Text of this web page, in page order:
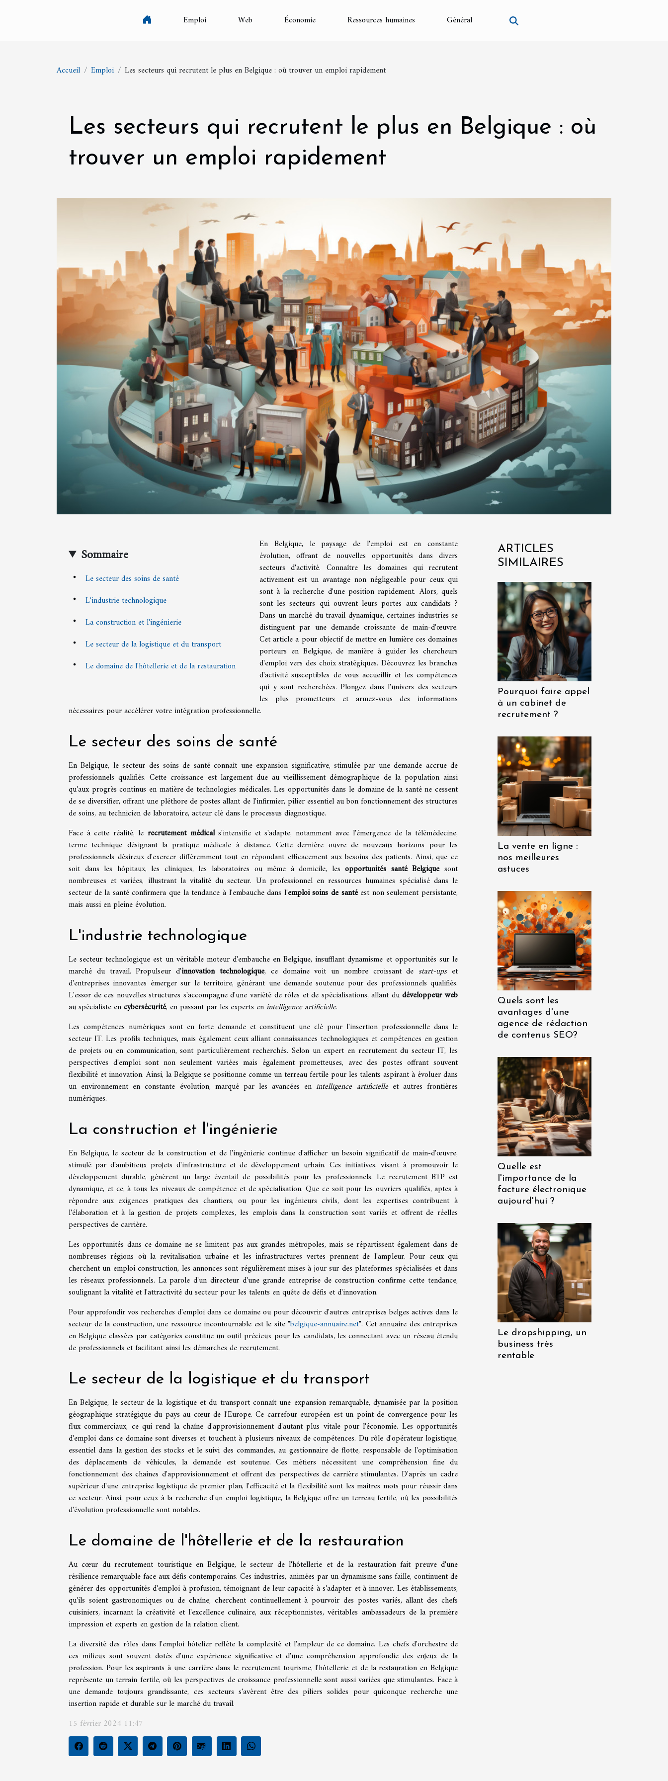
Emploi Web Économie Ressources humaines Général
Accueil Emploi Les secteurs qui recrutent le plus en Belgique : où trouver un emploi rapidement
Les secteurs qui recrutent le plus en Belgique : où
trouver un emploi rapidement
Sommaire
Le secteur des soins de santé
L'industrie technologique
La construction et l'ingénierie
Le secteur de la logistique et du transport
Le domaine de l'hôtellerie et de la restauration
En Belgique, le paysage de l'emploi est en constante
évolution, offrant de nouvelles opportunités dans divers
secteurs d'activité. Connaître les domaines qui recrutent
activement est un avantage non négligeable pour ceux qui
sont à la recherche d'une position rapidement. Alors, quels
sont les secteurs qui ouvrent leurs portes aux candidats ?
Dans un marché du travail dynamique, certaines industries se
distinguent par une demande croissante de main-d'œuvre.
Cet article a pour objectif de mettre en lumière ces domaines
porteurs en Belgique, de manière à guider les chercheurs
d'emploi vers des choix stratégiques. Découvrez les branches
d'activité susceptibles de vous accueillir et les compétences
qui y sont recherchées. Plongez dans l'univers des secteurs
les plus prometteurs et armez-vous des informations
nécessaires pour accélérer votre intégration professionnelle.
Le secteur des soins de santé
En Belgique, le secteur des soins de santé connaît une expansion significative, stimulée par une demande accrue de
professionnels qualifiés. Cette croissance est largement due au vieillissement démographique de la population ainsi
qu'aux progrès continus en matière de technologies médicales. Les opportunités dans le domaine de la santé ne cessent
de se diversifier, offrant une pléthore de postes allant de l'infirmier, pilier essentiel au bon fonctionnement des structures
de soins, au technicien de laboratoire, acteur clé dans le processus diagnostique.
Face à cette réalité, le recrutement médicals'intensifie et s'adapte, notamment avec l'émergence de la télémédecine,
terme technique désignant la pratique médicale à distance. Cette dernière ouvre de nouveaux horizons pour les
professionnels désireux d'exercer différemment tout en répondant efficacement aux besoins des patients. Ainsi, que ce
soit dans les hôpitaux, les cliniques, les laboratoires ou même à domicile, lesopportunités santé Belgiquesont
nombreuses et variées, illustrant la vitalité du secteur. Un professionnel en ressources humaines spécialisé dans le
secteur de la santé confirmera que la tendance à l'embauche dans l'emploi soins de santéest non seulement persistante,
mais aussi en pleine évolution.
L'industrie technologique
Le secteur technologique est un véritable moteur d'embauche en Belgique, insufflant dynamisme et opportunités sur le
marché du travail. Propulseur d'innovation technologique, ce domaine voit un nombre croissant de start-upset
d'entreprises innovantes émerger sur le territoire, générant une demande soutenue pour des professionnels qualifiés.
L'essor de ces nouvelles structures s'accompagne d'une variété de rôles et de spécialisations, allant dudéveloppeur web
au spécialiste encybersécurité, en passant par les experts enintelligence artificielle.
Les compétences numériques sont en forte demande et constituent une clé pour l'insertion professionnelle dans le
secteur IT. Les profils techniques, mais également ceux alliant connaissances technologiques et compétences en gestion
de projets ou en communication, sont particulièrement recherchés. Selon un expert en recrutement du secteur IT, les
perspectives d'emploi sont non seulement variées mais également prometteuses, avec des postes offrant souvent
flexibilité et innovation. Ainsi, la Belgique se positionne comme un terreau fertile pour les talents aspirant à évoluer dans
un environnement en constante évolution, marqué par les avancées enintelligence artificielleet autres frontières
numériques.
La construction et l'ingénierie
En Belgique, le secteur de la construction et de l'ingénierie continue d'afficher un besoin significatif de main-d'œuvre,
stimulé par d'ambitieux projets d'infrastructure et de développement urbain. Ces initiatives, visant à promouvoir le
développement durable, génèrent un large éventail de possibilités pour les professionnels. Le recrutement BTP est
dynamique, et ce, à tous les niveaux de compétence et de spécialisation. Que ce soit pour les ouvriers qualifiés, aptes à
répondre aux exigences pratiques des chantiers, ou pour les ingénieurs civils, dont les expertises contribuent à
l'élaboration et à la gestion de projets complexes, les emplois dans la construction sont variés et offrent de réelles
perspectives de carrière.
Les opportunités dans ce domaine ne se limitent pas aux grandes métropoles, mais se répartissent également dans de
nombreuses régions où la revitalisation urbaine et les infrastructures vertes prennent de l'ampleur. Pour ceux qui
cherchent un emploi construction, les annonces sont régulièrement mises à jour sur des plateformes spécialisées et dans
les réseaux professionnels. La parole d'un directeur d'une grande entreprise de construction confirme cette tendance,
soulignant la vitalité et l'attractivité du secteur pour les talents en quête de défis et d'innovation.
Pour approfondir vos recherches d'emploi dans ce domaine ou pour découvrir d'autres entreprises belges actives dans le
secteur de la construction, une ressource incontournable est le site "belgique-annuaire.net". Cet annuaire des entreprises
en Belgique classées par catégories constitue un outil précieux pour les candidats, les connectant avec un réseau étendu
de professionnels et facilitant ainsi les démarches de recrutement.
Le secteur de la logistique et du transport
En Belgique, le secteur de la logistique et du transport connaît une expansion remarquable, dynamisée par la position
géographique stratégique du pays au cœur de l'Europe. Ce carrefour européen est un point de convergence pour les
flux commerciaux, ce qui rend la chaîne d'approvisionnement d'autant plus vitale pour l'économie. Les opportunités
d'emploi dans ce domaine sont diverses et touchent à plusieurs niveaux de compétences. Du rôle d'opérateur logistique,
essentiel dans la gestion des stocks et le suivi des commandes, au gestionnaire de flotte, responsable de l'optimisation
des déplacements de véhicules, la demande est soutenue. Ces métiers nécessitent une compréhension fine du
fonctionnement des chaînes d'approvisionnement et offrent des perspectives de carrière stimulantes. D'après un cadre
supérieur d'une entreprise logistique de premier plan, l'efficacité et la flexibilité sont les maîtres mots pour réussir dans
ce secteur. Ainsi, pour ceux à la recherche d'un emploi logistique, la Belgique offre un terreau fertile, où les possibilités
d'évolution professionnelle sont notables.
Le domaine de l'hôtellerie et de la restauration
Au cœur du recrutement touristique en Belgique, le secteur de l'hôtellerie et de la restauration fait preuve d'une
résilience remarquable face aux défis contemporains. Ces industries, animées par un dynamisme sans faille, continuent de
générer des opportunités d'emploi à profusion, témoignant de leur capacité à s'adapter et à innover. Les établissements,
qu'ils soient gastronomiques ou de chaîne, cherchent continuellement à pourvoir des postes variés, allant des chefs
cuisiniers, incarnant la créativité et l'excellence culinaire, aux réceptionnistes, véritables ambassadeurs de la première
impression et experts en gestion de la relation client.
La diversité des rôles dans l'emploi hôtelier reflète la complexité et l'ampleur de ce domaine. Les chefs d'orchestre de
ces milieux sont souvent dotés d'une expérience significative et d'une compréhension approfondie des enjeux de la
profession. Pour les aspirants à une carrière dans le recrutement tourisme, l'hôtellerie et de la restauration en Belgique
représente un terrain fertile, où les perspectives de croissance professionnelle sont aussi variées que stimulantes. Face à
une demande toujours grandissante, ces secteurs s'avèrent être des piliers solides pour quiconque recherche une
insertion rapide et durable sur le marché du travail.
15 février 2024 11:47
ARTICLES
SIMILAIRES
Pourquoi faire appel
à un cabinet de
recrutement ?
La vente en ligne :
nos meilleures
astuces
Quels sont les
avantages d'une
agence de rédaction
de contenus SEO?
Quelle est
l'importance de la
facture électronique
aujourd'hui ?
Le dropshipping, un
business très
rentable